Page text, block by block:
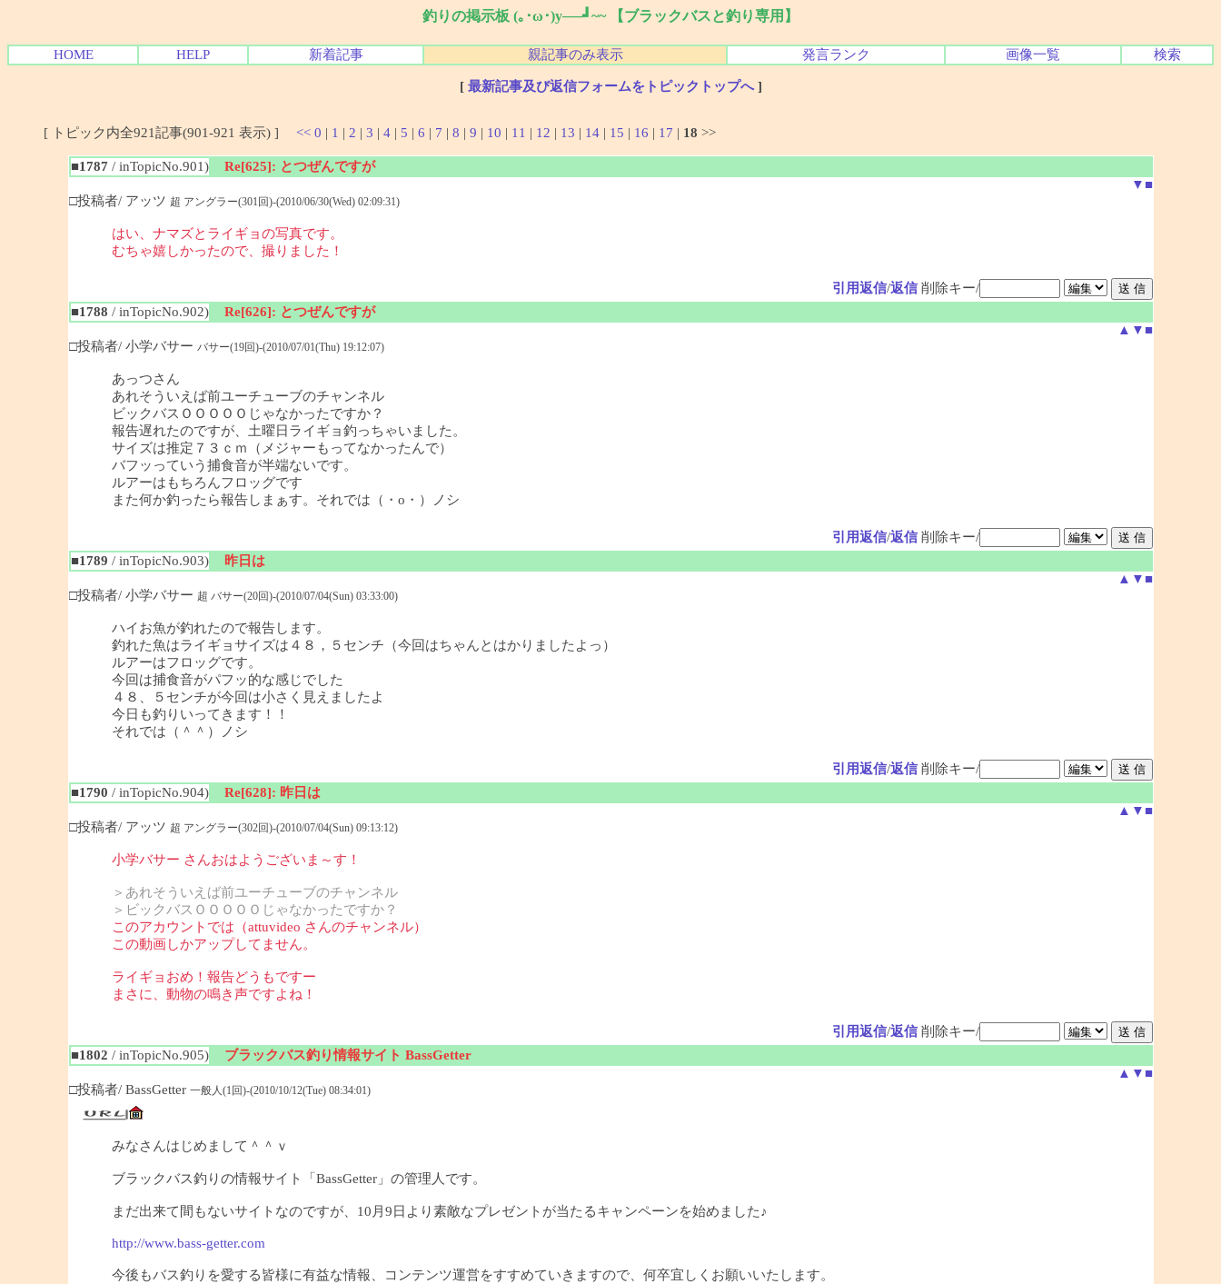
釣りの掲示板 (｡･ω･)y──┛~~ 【ブラックバスと釣り専用】
HOME HELP 新着記事 親記事のみ表示 発言ランク 画像一覧 検索
[ 最新記事及び返信フォームをトピックトップへ]
[ トピック内全921記事(901-921 表示) ] << 0 | 1 | 2 | 3 | 4 | 5 | 6 | 7 | 8 | 9 | 10 | 11 | 12 | 13 | 14 | 15 | 16 | 17 | 18 >>
■1787 / inTopicNo.901)
Re[625]: とつぜんですが
▼ ■
□投稿者/ アッツ 超 アングラー(301回)-(2010/06/30(Wed) 02:09:31)
はい、ナマズとライギョの写真です。
むちゃ嬉しかったので、撮りました！
引用返信/返信 削除キー/
■1788 / inTopicNo.902)
Re[626]: とつぜんですが
▲ ▼ ■
□投稿者/ 小学バサー バサー(19回)-(2010/07/01(Thu) 19:12:07)
あっつさん
あれそういえば前ユーチューブのチャンネル
ビックバスＯＯＯＯＯじゃなかったですか？
報告遅れたのですが、土曜日ライギョ釣っちゃいました。
サイズは推定７３ｃｍ（メジャーもってなかったんで）
バフッっていう捕食音が半端ないです。
ルアーはもちろんフロッグです
また何か釣ったら報告しまぁす。それでは（・o・）ノシ
引用返信/返信 削除キー/
■1789 / inTopicNo.903)
昨日は
▲ ▼ ■
□投稿者/ 小学バサー 超 バサー(20回)-(2010/07/04(Sun) 03:33:00)
ハイお魚が釣れたので報告します。
釣れた魚はライギョサイズは４８，５センチ（今回はちゃんとはかりましたよっ）
ルアーはフロッグです。
今回は捕食音がパフッ的な感じでした
４８、５センチが今回は小さく見えましたよ
今日も釣りいってきます！！
それでは（＾＾）ノシ
引用返信/返信 削除キー/
■1790 / inTopicNo.904)
Re[628]: 昨日は
▲ ▼ ■
□投稿者/ アッツ 超 アングラー(302回)-(2010/07/04(Sun) 09:13:12)
小学バサー さんおはようございま～す！
＞あれそういえば前ユーチューブのチャンネル
＞ビックバスＯＯＯＯＯじゃなかったですか？
このアカウントでは（attuvideo さんのチャンネル）
この動画しかアップしてません。
ライギョおめ！報告どうもですー
まさに、動物の鳴き声ですよね！
引用返信/返信 削除キー/
■1802 / inTopicNo.905)
ブラックバス釣り情報サイト BassGetter
▲ ▼ ■
□投稿者/ BassGetter 一般人(1回)-(2010/10/12(Tue) 08:34:01)
みなさんはじめまして＾＾ｖ
ブラックバス釣りの情報サイト「BassGetter」の管理人です。
まだ出来て間もないサイトなのですが、10月9日より素敵なプレゼントが当たるキャンペーンを始めました♪
http://www.bass-getter.com
今後もバス釣りを愛する皆様に有益な情報、コンテンツ運営をすすめていきますので、何卒宜しくお願いいたします。